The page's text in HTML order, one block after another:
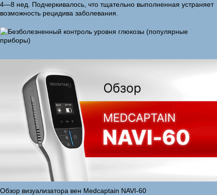
4—8 нед. Подчеркивалось, что тщательно выполненная устраняет
возможность рецидива заболевания.
Обзор визуализатора вен Medcaptain NAVI-60